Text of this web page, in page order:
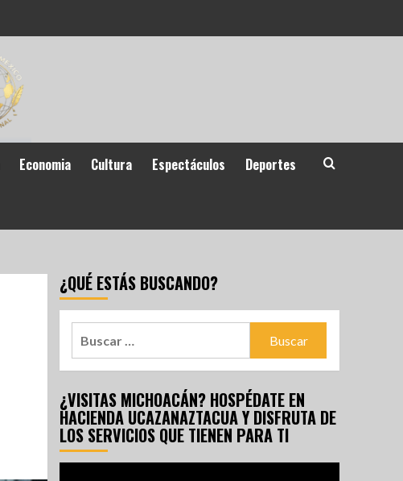
Economia Cultura Espectáculos Deportes
¿QUÉ ESTÁS BUSCANDO?
¿VISITAS MICHOACÁN? HOSPÉDATE EN
HACIENDA UCAZANAZTACUA Y DISFRUTA DE
LOS SERVICIOS QUE TIENEN PARA TI